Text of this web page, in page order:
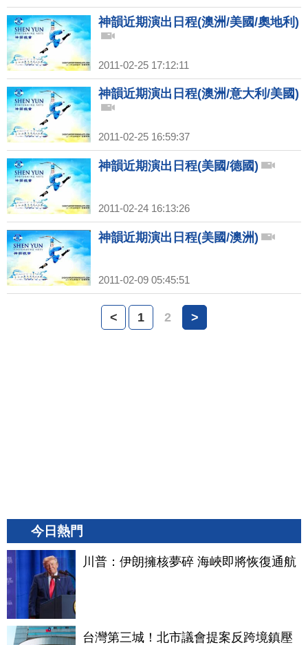
神韻近期演出日程(澳洲/美國/奧地利)
2011-02-25 17:12:11
神韻近期演出日程(澳洲/意大利/美國)
2011-02-25 16:59:37
神韻近期演出日程(美國/德國)
2011-02-24 16:13:26
神韻近期演出日程(美國/澳洲)
2011-02-09 05:45:51
< 1 2 >
今日熱門
川普：伊朗擁核夢碎 海峽即將恢復通航
台灣第三城！北市議會提案反跨境鎮壓